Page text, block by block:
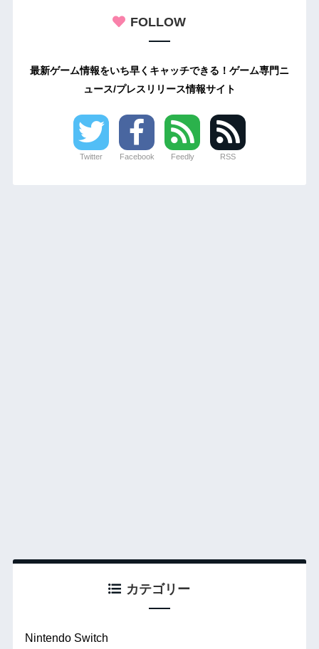
FOLLOW
最新ゲーム情報をいち早くキャッチできる！ゲーム専門ニ
ュース/プレスリリース情報サイト
Twitter Facebook Feedly RSS
カテゴリー
Nintendo Switch